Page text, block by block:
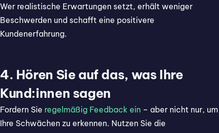
Wer realistische Erwartungen setzt, erhält weniger
Beschwerden und schafft eine positivere
Kundenerfahrung.
4. Hören Sie auf das, was Ihre
Kund:innen sagen
Fordern Sie regelmäßig Feedback ein – aber nicht nur, um
Ihre Schwächen zu erkennen. Nutzen Sie die